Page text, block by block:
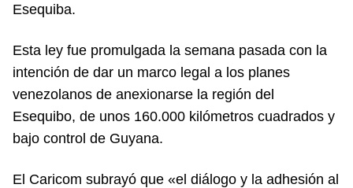
Esequiba.
Esta ley fue promulgada la semana pasada con la
intención de dar un marco legal a los planes
venezolanos de anexionarse la región del
Esequibo, de unos 160.000 kilómetros cuadrados y
bajo control de Guyana.
El Caricom subrayó que «el diálogo y la adhesión al